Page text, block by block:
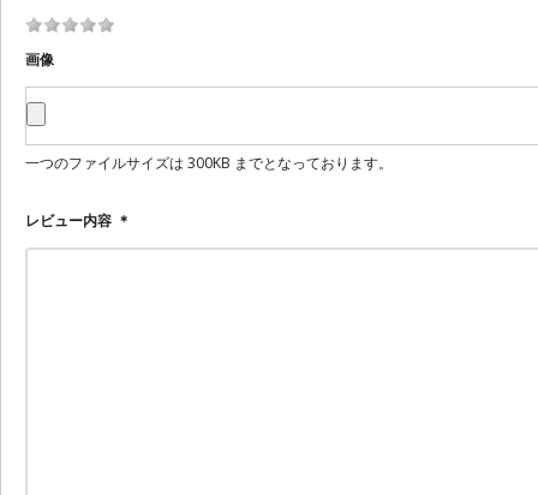
画像
一つのファイルサイズは 300KB までとなっております。
レビュー内容 ＊